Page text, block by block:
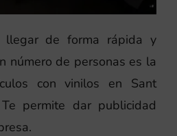
llegar de forma rápida y
número de personas es la
con vinilos en Sant
permite dar publicidad